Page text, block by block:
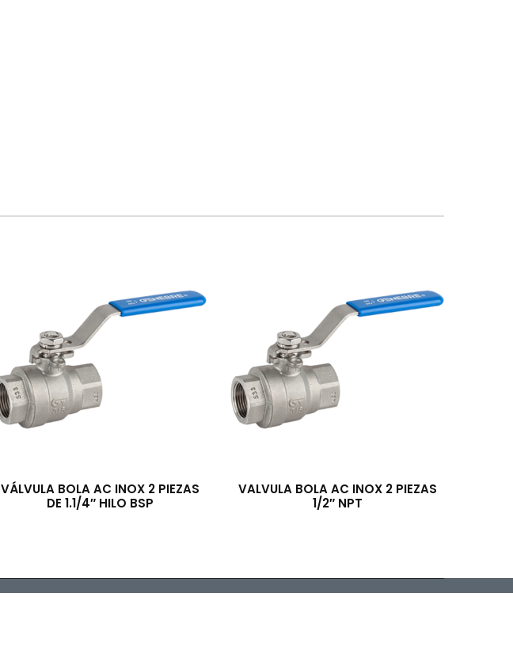
VÁLVULA BOLA AC INOX 2 PIEZAS
DE 1.1/4″ HILO BSP
VALVULA BOLA AC INOX 2 PIEZAS
1/2″ NPT